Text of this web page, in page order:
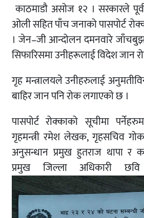
काठमाडौ असाेज १२ । सरकारले
ओली सहित पाँच जनाको पासपोर्ट
। जेन–जी आन्दोलन दमनवारे
सिफारिसमा उनीहरूलाई विदेश जान
गृह मन्त्रालयले उनीहरुलाई
बाहिर जान पनि रोक लगाएको छ ।
पासपोर्ट रोक्काको सूचीमा
गृहमन्त्री रमेश लेखक, गृहसचिव
अनुसन्धान प्रमुख हुतराज थापा र
प्रमुख जिल्ला अधिकारी